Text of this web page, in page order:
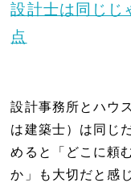
設計士は同じじ
点
設計事務所とハウ
は建築士）は同じ
めると「どこに頼
か」も大切だと感